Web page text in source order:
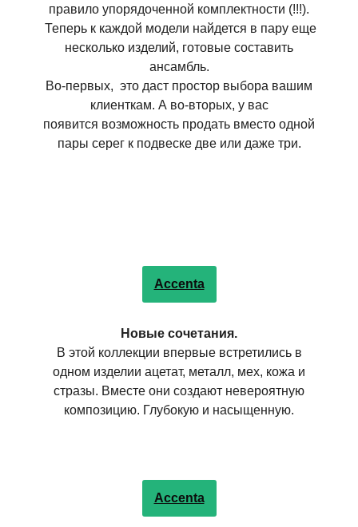
правило упорядоченной комплектности (!!!).
Теперь к каждой модели найдется в пару еще
несколько изделий, готовые составить
ансамбль.
Во-первых, это даст простор выбора вашим
клиенткам. А во-вторых, у вас
появится возможность продать вместо одной
пары серег к подвеске две или даже три.
Accenta
Новые сочетания.
В этой коллекции впервые встретились в
одном изделии ацетат, металл, мех, кожа и
стразы. Вместе они создают невероятную
композицию. Глубокую и насыщенную.
Accenta